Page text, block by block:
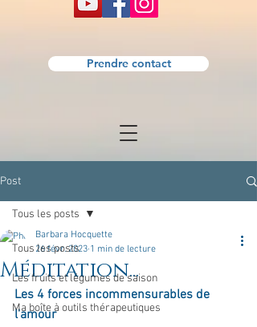
Prendre contact
Post
Tous les posts
Les fruits et légumes de saison
Ma boîte à outils thérapeutiques
Tous les posts
Méditation...
Barbara Hocquette
26 févr. 2023 1 min de lecture
Les 4 forces incommensurables de
l'amour